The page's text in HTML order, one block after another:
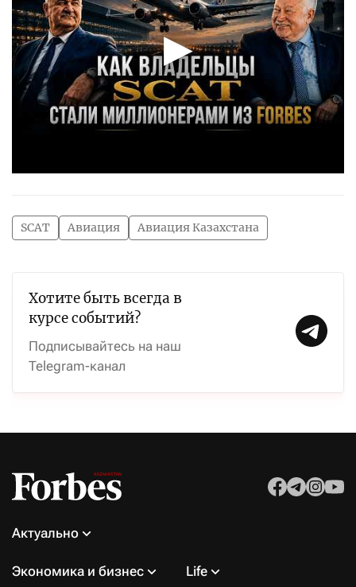
SCAT Авиация Авиация Казахстана
Хотите быть всегда в
курсе событий?
Подписывайтесь на наш
Telegram-канал
Актуально
Экономика и бизнес Life